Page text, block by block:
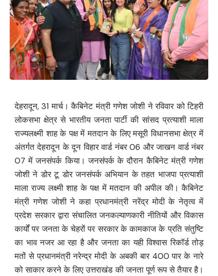
देहरादून, 31 मार्च। कैबिनेट मंत्री गणेश जोशी ने रविवार को टिहरी
लोकसभा क्षेत्र से भारतीय जनता पार्टी की सांसद प्रत्याशी माला
राज्यलक्ष्मी शाह के पक्ष में मतदान के लिए मसूरी विधानसभा क्षेत्र में
अंतर्गत देहरादून के दून विहार वार्ड नंबर 06 और जाखन वार्ड नंबर
07 में जनसंपर्क किया। जनसंपर्क के दौरान कैबिनेट मंत्री गणेश
जोशी ने डोर टू डोर जनसंपर्क अभियान के तहत भाजपा प्रत्याशी
माला राज्य लक्ष्मी शाह के पक्ष में मतदान की अपील की। कैबिनेट
मंत्री गणेश जोशी ने कहा प्रधानमंत्री नरेंद्र मोदी के नेतृत्व में
प्रदेश सरकार द्वारा संचालित जनकल्याणकारी नीतियों और विकास
कार्यों पर जनता के चेहरों पर सरकार के कामकाज के प्रति संतुष्टि
का भाव नजर आ रहा है और जनता का यही विश्वास रिकॉर्ड तोड़
मतों से प्रधानमंत्री नरेन्द्र मोदी के अबकी बार 400 पार के नारे
को साकार करने के लिए उत्तराखंड की जनता पूर्ण रूप से तैयार है।